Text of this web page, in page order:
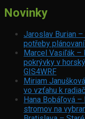
Novinky
Jaroslav Burian
potřeby
Marcel Vasiľák –
pokrývky v
GIS4WRF
Miriam
vo vzťahu k
Hana Bobáľová
stromov na